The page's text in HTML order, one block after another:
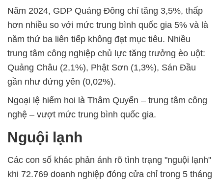
Năm 2024, GDP Quảng Đông chỉ tăng 3,5%, thấp
hơn nhiều so với mức trung bình quốc gia 5% và là
năm thứ ba liên tiếp không đạt mục tiêu. Nhiều
trung tâm công nghiệp chủ lực tăng trưởng èo uột:
Quảng Châu (2,1%), Phật Sơn (1,3%), Sán Đầu
gần như đứng yên (0,02%).
Ngoại lệ hiếm hoi là Thâm Quyến – trung tâm công
nghệ – vượt mức trung bình quốc gia.
Nguội lạnh
Các con số khác phản ánh rõ tình trạng "nguội lạnh"
khi 72.769 doanh nghiệp đóng cửa chỉ trong 5 tháng